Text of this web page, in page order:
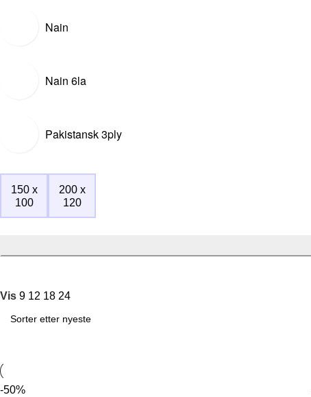
Nain
Nain 6la
Pakistansk 3ply
150 x
100
200 x
120
Vis 9 12 18 24
-50%